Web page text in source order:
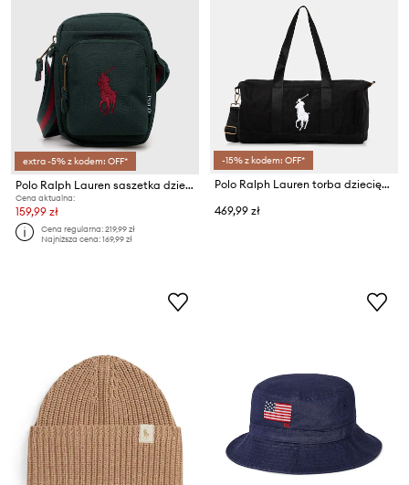
extra -5% z kodem: OFF*
Polo Ralph Lauren saszetka dziecięca
Cena aktualna:
159,99 zł
Cena regularna:219,99 zł
Najniższa cena:169,99 zł
-15% z kodem: OFF*
Polo Ralph Lauren torba dziecięca
469,99 zł